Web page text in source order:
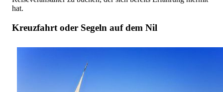
hat.
Kreuzfahrt oder Segeln auf dem Nil